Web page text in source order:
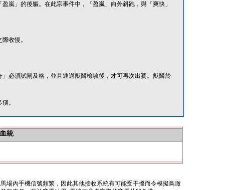
嵐」的後軀。在此宗事件中，「盈嵐」向外斜跑，與「爽快」
收慢。
必須試閘及格，並且通過獸醫檢驗後，才可再次出賽。獸醫於
。
統
場內手機信號頻繁，因此其他接收系統有可能受干擾而令模擬鳥瞰